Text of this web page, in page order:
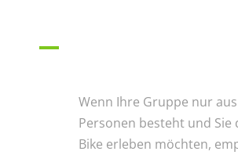
A
Wenn Ihre Gruppe nur
Personen besteht und Sie
Bike erleben möchten,